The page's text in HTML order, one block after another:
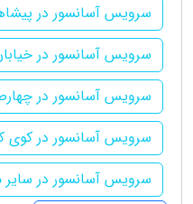
سرویس آسانسور در
سرویس آسانسور در
سرویس آسانسور در
سرویس آسانسور در کوی
سرویس آسانسور در سایر